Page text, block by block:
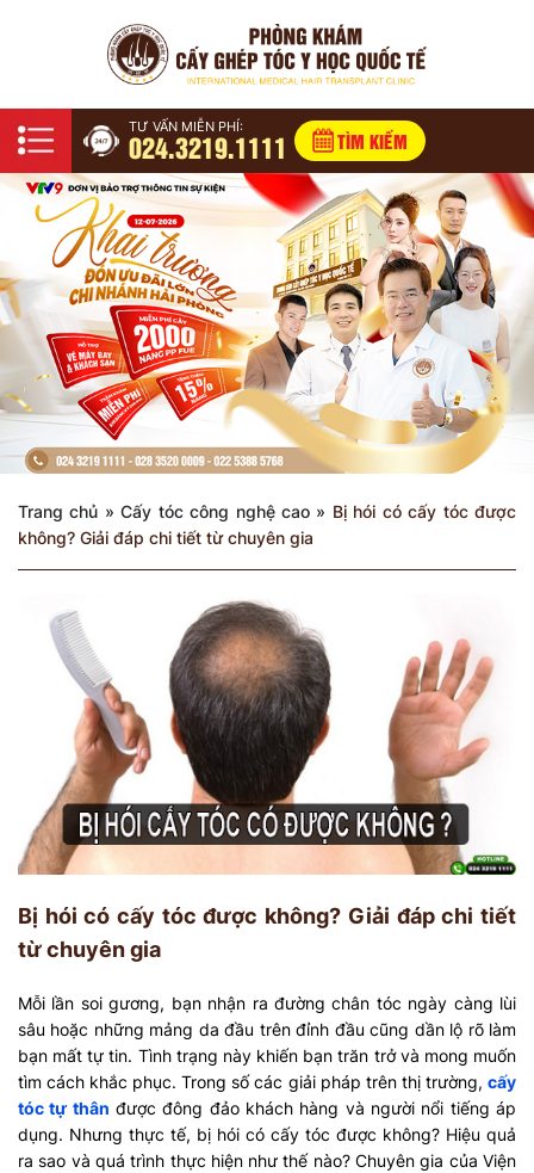
TƯ VẤN MIỄN PHÍ:
024.3219.1111 TÌM KIẾM
Trang chủ »Cấy tóc công nghệ cao » Bị hói có cấy tóc được
không? Giải đáp chi tiết từ chuyên gia
Bị hói có cấy tóc được không? Giải đáp chi tiết
từ chuyên gia
Mỗi lần soi gương, bạn nhận ra đường chân tóc ngày càng lùi
sâu hoặc những mảng da đầu trên đỉnh đầu cũng dần lộ rõ làm
bạn mất tự tin. Tình trạng này khiến bạn trăn trở và mong muốn
tìm cách khắc phục. Trong số các giải pháp trên thị trường, cấy
tóc tự thân được đông đảo khách hàng và người nổi tiếng áp
dụng. Nhưng thực tế, bị hói có cấy tóc được không? Hiệu quả
ra sao và quá trình thực hiện như thế nào? Chuyên gia của Viện